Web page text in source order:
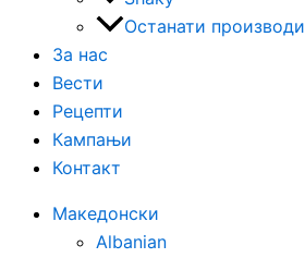
Останати производи
За нас
Вести
Рецепти
Кампањи
Контакт
Македонски
Albanian